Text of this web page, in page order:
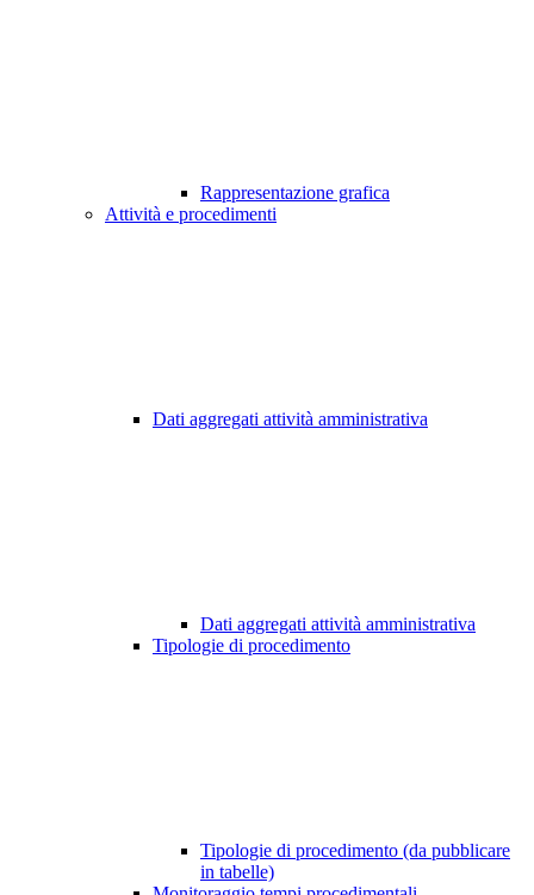
Rappresentazione grafica
Attività e procedimenti
Dati aggregati attività amministrativa
Dati aggregati attività amministrativa
Tipologie di procedimento
Tipologie di procedimento (da pubblicare
in tabelle)